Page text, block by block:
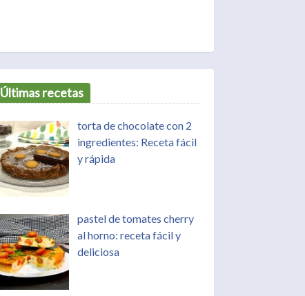
Últimas recetas
torta de chocolate con 2
ingredientes: Receta fácil
y rápida
pastel de tomates cherry
al horno: receta fácil y
deliciosa